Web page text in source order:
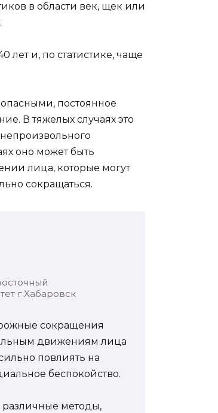
в области век, щек или
лет и, по статистике, чаще
постоянное
В тяжелых случаях это
оно может быть
лица, которые могут
сокращаться.
г.Хабаровск
сокращения
движениям лица
повлиять на
беспокойство.
методы,